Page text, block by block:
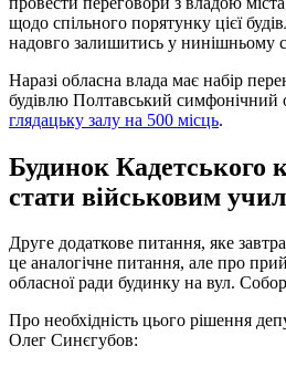
щодо спільного порятунку цієї
надовго залишитись у нинішньому
Наразі обласна влада має набір
будівлю Полтавський симфонічний
глядацьку залу на 500 місць.
Будинок Кадетського
стати військовим
Друге додаткове питання, яке
це аналогічне питання, але про
обласної ради будинку на вул.
Про необхідність цього рішення
Олег Синєгубов: